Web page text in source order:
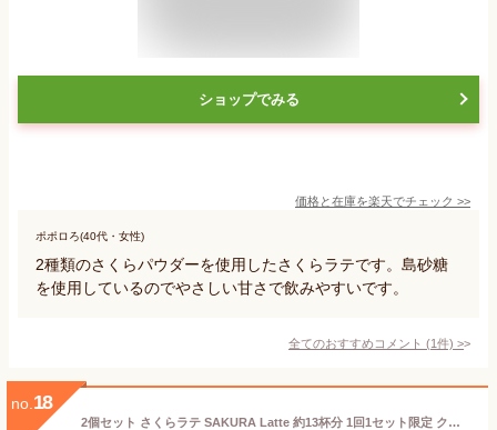
ショップでみる
価格と在庫を楽天でチェック >>
ポポロろ(40代・女性)
2種類のさくらパウダーを使用したさくらラテです。島砂糖
を使用しているのでやさしい甘さで飲みやすいです。
全てのおすすめコメント (1件) >
no. 18
2個セット さくらラテ SAKURA Latte 約13杯分 1回1セット限定 クリックポスト 185円可 ふんわり香る桜のかほり 卒業、入学のお祝いに！サクララテ 桜ラテ 日本お土産 バレンタイン